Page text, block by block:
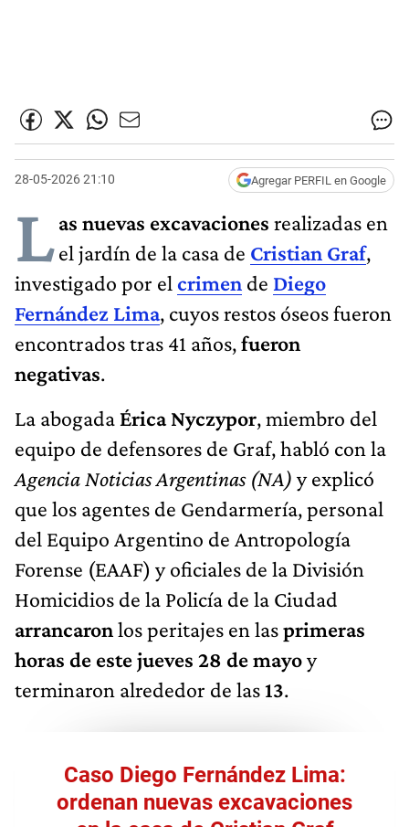
28-05-2026 21:10 Agregar PERFIL en Google
Las nuevas excavaciones realizadas en
el jardín de la casa de Cristian Graf,
investigado por el crimen de Diego
Fernández Lima, cuyos restos óseos fueron
encontrados tras 41 años,fueron
negativas.
La abogada Érica Nyczypor, miembro del
equipo de defensores de Graf, habló con la
Agencia Noticias Argentinas (NA) y explicó
que los agentes de Gendarmería, personal
del Equipo Argentino de Antropología
Forense (EAAF) y oficiales de la División
Homicidios de la Policía de la Ciudad
arrancaronlos peritajes en lasprimeras
horas de este jueves 28 de mayoy
terminaron alrededor de las13.
Caso Diego Fernández Lima:
ordenan nuevas excavaciones